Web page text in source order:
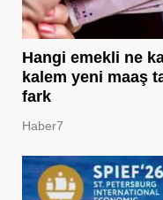
Hangi emekli ne
kalem yeni maaş
fark
Haber7